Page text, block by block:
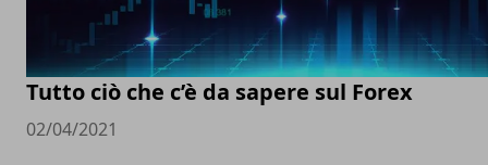
Tutto ciò che c’è da sapere sul Forex
02/04/2021